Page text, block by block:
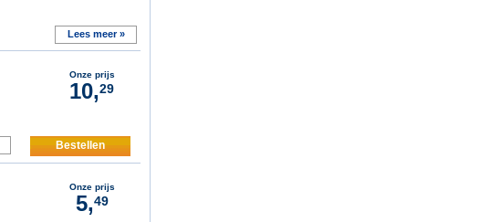
Lees meer »
Onze prijs
10,29
Bestellen
Onze prijs
5,49